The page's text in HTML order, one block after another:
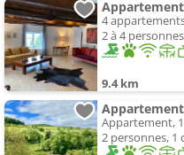
4
2 à 4
9.4 km
Appartement,
2 personnes, 1